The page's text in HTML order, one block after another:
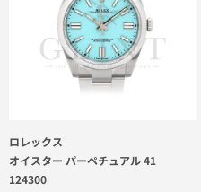
ロレックス
オイスター パーペチュアル 41
124300